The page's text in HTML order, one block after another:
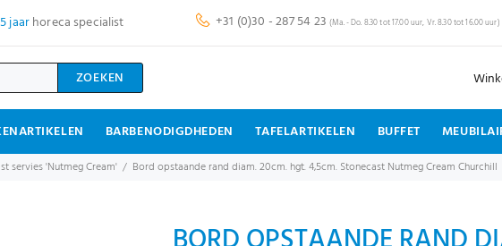
jaarhoreca specialist +31 (0)30 - 287 54 23 (Ma. - Do. 8.30 tot 17.00 uur, Vr. 8.30 tot 16.00 uur)
ZOEKEN
BARBENODIGDHEDEN TAFELARTIKELEN BUFFET
servies 'Nutmeg Cream' Bord opstaande rand diam. 20cm. hgt. 4,5cm. Stonecast Nutmeg Cream Churchill